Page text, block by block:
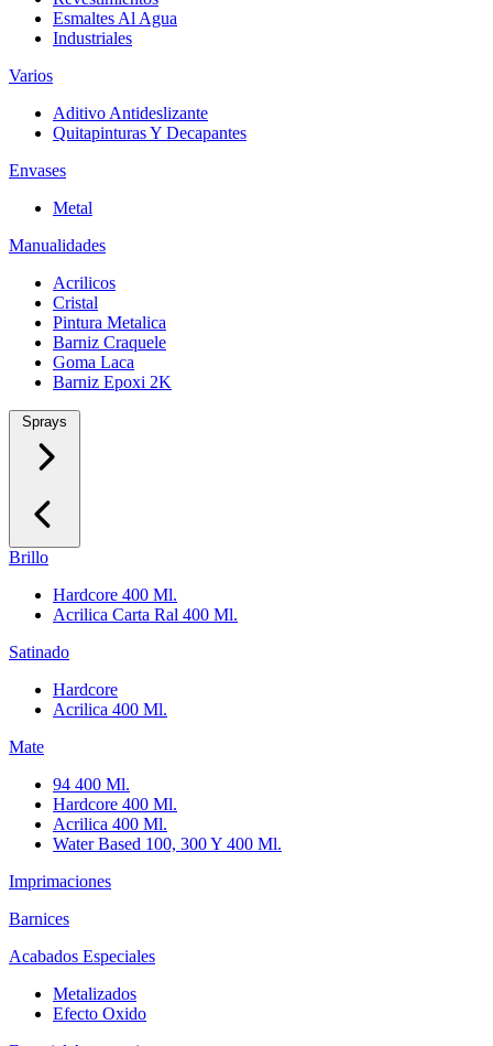
Esmaltes Al Agua
Industriales
Varios
Aditivo Antideslizante
Quitapinturas Y Decapantes
Envases
Metal
Manualidades
Acrilicos
Cristal
Pintura Metalica
Barniz Craquele
Goma Laca
Barniz Epoxi 2K
Sprays
Brillo
Hardcore 400 Ml.
Acrilica Carta Ral 400 Ml.
Satinado
Hardcore
Acrilica 400 Ml.
Mate
94 400 Ml.
Hardcore 400 Ml.
Acrilica 400 Ml.
Water Based 100, 300 Y 400 Ml.
Imprimaciones
Barnices
Acabados Especiales
Metalizados
Efecto Oxido